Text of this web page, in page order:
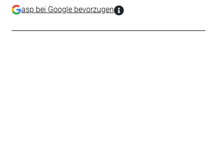
asp bei Google bevorzugen